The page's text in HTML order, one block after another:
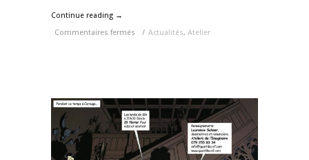
Continue reading →
Commentaires fermés
/ Actualités, Atelier